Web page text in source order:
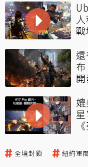
戰
全境封鎖 紐約軍